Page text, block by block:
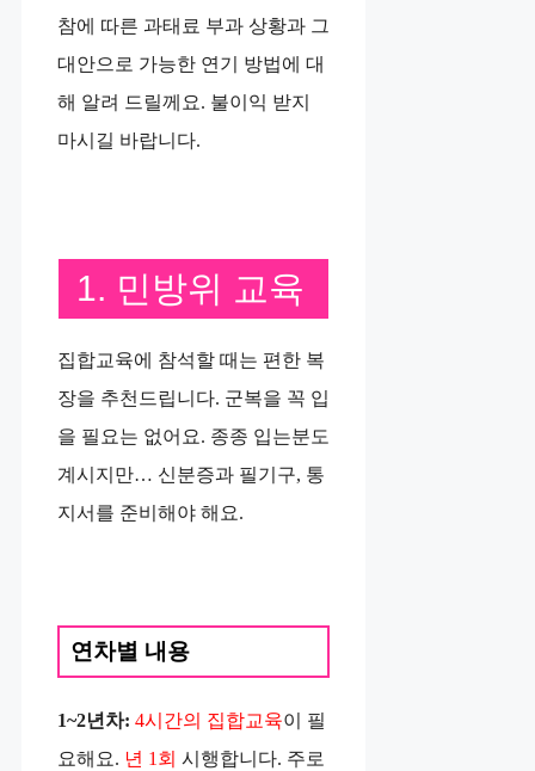
참에 따른 과태료 부과 상황과 그
대안으로 가능한 연기 방법에 대
해 알려 드릴께요. 불이익 받지
마시길 바랍니다.
1. 민방위 교육
집합교육에 참석할 때는 편한 복
장을 추천드립니다. 군복을 꼭 입
을 필요는 없어요. 종종 입는분도
계시지만… 신분증과 필기구, 통
지서를 준비해야 해요.
연차별 내용
1~2년차: 4시간의 집합교육이 필
요해요. 년 1회 시행합니다. 주로